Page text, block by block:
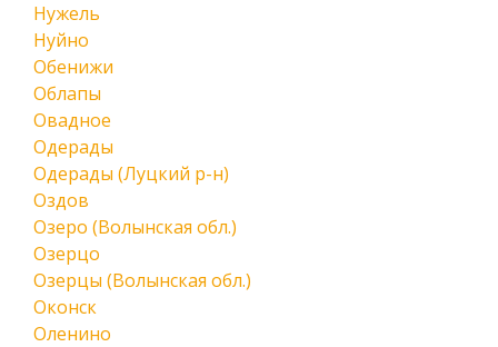
Нужель
Нуйно
Обенижи
Облапы
Овадное
Одерады
Одерады (Луцкий р-н)
Оздов
Озеро (Волынская обл.)
Озерцо
Озерцы (Волынская обл.)
Оконск
Оленино